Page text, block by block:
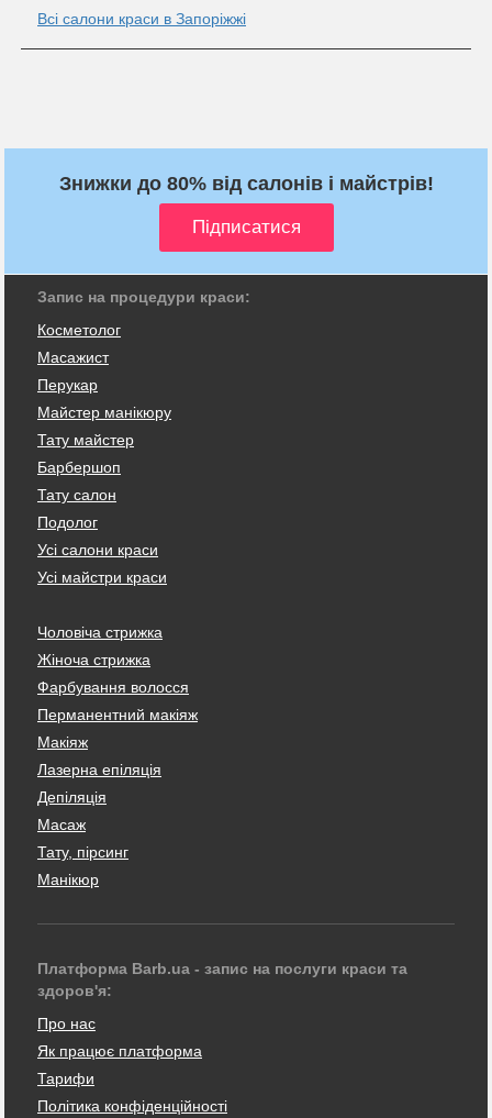
Всі салони краси в Запоріжжі
Знижки до 80% від салонів і майстрів!
Запис на процедури краси:
Косметолог
Масажист
Перукар
Майстер манікюру
Тату майстер
Барбершоп
Тату салон
Подолог
Усі салони краси
Усі майстри краси
Чоловіча стрижка
Жіноча стрижка
Фарбування волосся
Перманентний макіяж
Макіяж
Лазерна епіляція
Депіляція
Масаж
Тату, пірсинг
Манікюр
Платформа Barb.ua - запис на послуги краси та
здоров'я:
Про нас
Як працює платформа
Тарифи
Політика конфіденційності